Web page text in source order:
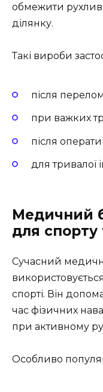
обмежити
ділянку.
Такі вироби
після
при важких
після
для тривалої
Медичний
для спорту
Сучасний
спорті. Він
час фізичних
при активному
Особливо